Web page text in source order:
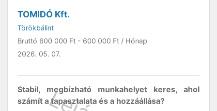
TOMIDÓ Kft.
Törökbálint
Bruttó 600 000 Ft - 600 000 Ft / Hónap
2026. 05. 07.
Stabil, megbízható munkahelyet keres, ahol
számít a tapasztalata és a hozzáállása?